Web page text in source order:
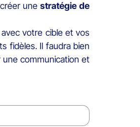
une stratégie de
votre cible et vos
fidèles. Il faudra bien
communication et